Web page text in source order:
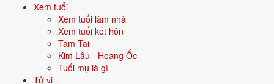
Xem tuổi
Xem tuổi làm nhà
Xem tuổi kết hôn
Tam Tai
Kim Lâu - Hoang Ốc
Tuổi mụ là gì
Tử vi
🇻🇳 SỰ KIỆN VIỆT NAM
Phục hồi sau COVID, đẩy mạnh chuyển đổi số
🌍 SỰ KIỆN THẾ GIỚI
AI Gen tạo bùng nổ (ChatGPT, Gemini)